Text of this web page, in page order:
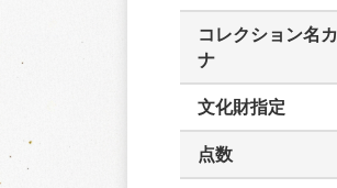
コレクション名カ
ナ
文化財指定
点数